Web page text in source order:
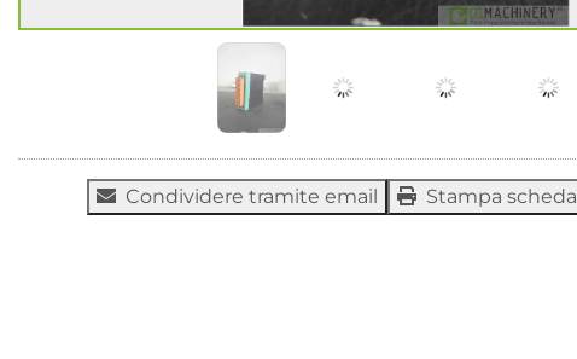
Condividere tramite email Stampa scheda